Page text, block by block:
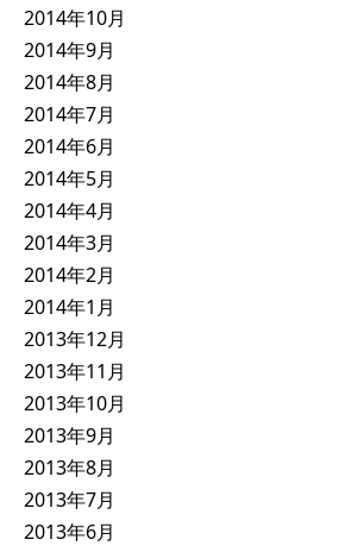
2014年10月
2014年9月
2014年8月
2014年7月
2014年6月
2014年5月
2014年4月
2014年3月
2014年2月
2014年1月
2013年12月
2013年11月
2013年10月
2013年9月
2013年8月
2013年7月
2013年6月